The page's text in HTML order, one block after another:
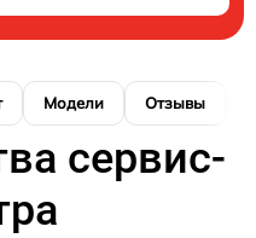
Модели Отзывы
сервис-